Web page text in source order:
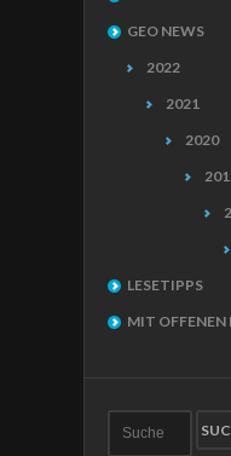
GEO NEWS
2022
2021
2020
LESETIPPS
MIT